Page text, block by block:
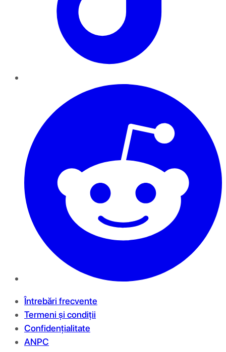
Întrebări frecvente
Termeni și condiții
Confidențialitate
ANPC